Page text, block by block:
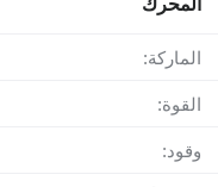
الماركة:
القوة:
وقود: